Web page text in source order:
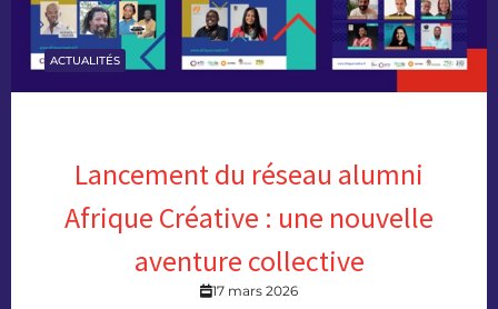
ACTUALITÉS
Lancement du réseau alumni
Afrique Créative : une nouvelle
aventure collective
17 mars 2026